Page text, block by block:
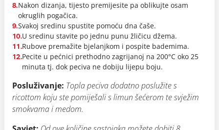
8.Nakon dizanja, tijesto premijesite pa oblikujte osam
okruglih pogačica.
9.Svakoj sredinu spustite pomoću dna čaše.
10.U sredinu stavite po jednu punu žličicu džema.
11.Rubove premažite bjelanjkom i pospite bademima.
12.Pecite u pećnici prethodno zagrijanoj na 200°C oko 25
minuta tj. dok peciva ne dobiju lijepu boju.
Posluživanje: Topla peciva dodatno poslužite s
ricottom koju ste pomiješali s limun šećerom te svježim
smokvama i medom.